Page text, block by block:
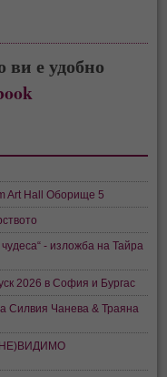
ви е удобно
Art Hall Оборище 5
- изложба на Тайра
2026 в София и Бургас
Силвия Чанева & Траяна
(НЕ)ВИДИМО